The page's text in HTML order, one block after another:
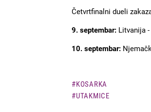
Četvrtfinalni dueli
9. septembar: Litvanija
10. septembar:
KOSARKA
UTAKMICE